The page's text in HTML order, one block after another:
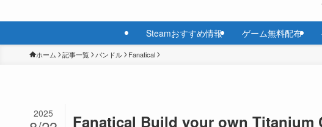
Steamおすすめ情報 ゲーム無料配布
ホーム 記事一覧 バンドル Fanatical
Fanatical Build your own Titanium
2025